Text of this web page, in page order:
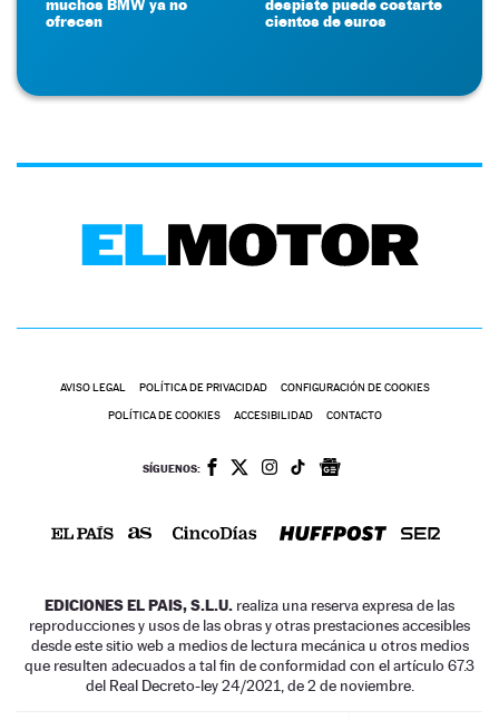
muchos BMW ya no
ofrecen
despiste puede costarte
cientos de euros
AVISO LEGAL POLÍTICA DE PRIVACIDAD CONFIGURACIÓN DE COOKIES
POLÍTICA DE COOKIES ACCESIBILIDAD CONTACTO
SÍGUENOS:
EDICIONES EL PAIS, S.L.U. realiza una reserva expresa de las
reproducciones y usos de las obras y otras prestaciones accesibles
desde este sitio web a medios de lectura mecánica u otros medios
que resulten adecuados a tal fin de conformidad con el artículo 67.3
del Real Decreto-ley 24/2021, de 2 de noviembre.